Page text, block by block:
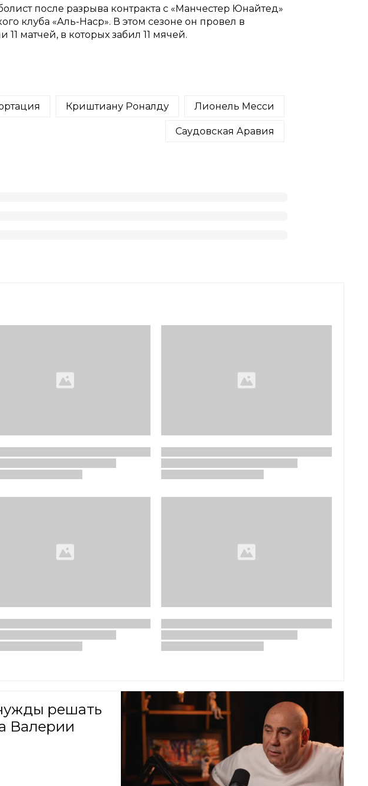
после разрыва контракта с «Манчестер Юнайтед»
клуба «Аль-Наср». В этом сезоне он провел в
матчей, в которых забил 11 мячей.
Криштиану Роналду Лионель Месси
Саудовская Аравия
решать
Валерии